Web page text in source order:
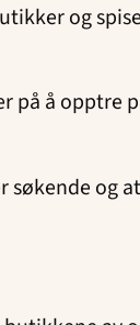
og
på å opptre
og